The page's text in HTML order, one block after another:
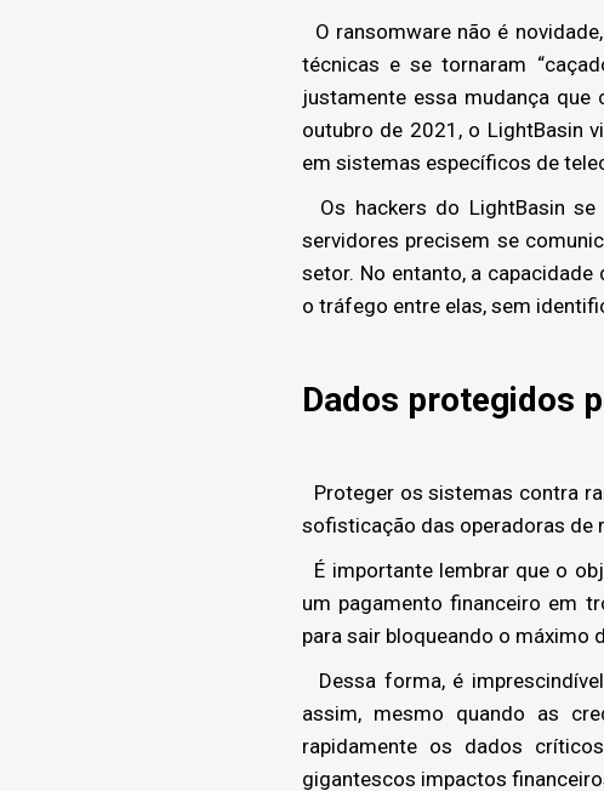
O ransomware não é
técnicas e se tornaram
justamente essa mudança
outubro de 2021, o LightBasin
em sistemas específicos de
Os hackers do LightBasin se
servidores precisem se
setor. No entanto, a
o tráfego entre elas, sem
Dados protegidos
Proteger os sistemas contra
sofisticação das operadoras de
É importante lembrar que o
um pagamento financeiro em
para sair bloqueando o máximo
Dessa forma, é
assim, mesmo quando as
rapidamente os dados
gigantescos impactos